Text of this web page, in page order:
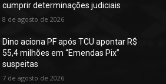
cumprir determinações judiciais
8 de agosto de 2026
Dino aciona PF após TCU apontar R$
55,4 milhões em “Emendas Pix”
suspeitas
7 de agosto de 2026